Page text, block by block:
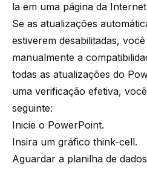
la em uma página da
Se as atualizações
estiverem desabilitadas,
manualmente a
todas as atualizações do
uma verificação efetiva,
seguinte:
Inicie o PowerPoint.
Insira um gráfico think-cell.
Aguardar a planilha de